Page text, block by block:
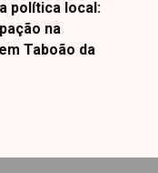
política local:
na
Taboão da